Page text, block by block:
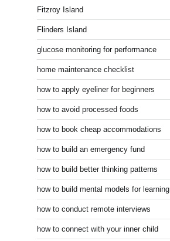
Fitzroy Island
Flinders Island
glucose monitoring for performance
home maintenance checklist
how to apply eyeliner for beginners
how to avoid processed foods
how to book cheap accommodations
how to build an emergency fund
how to build better thinking patterns
how to build mental models for learning
how to conduct remote interviews
how to connect with your inner child